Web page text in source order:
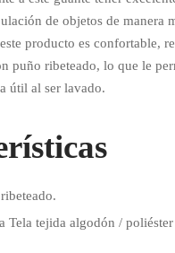
de objetos de manera
producto es confortable,
puño ribeteado, lo que le
útil al ser lavado.
Tela tejida algodón /